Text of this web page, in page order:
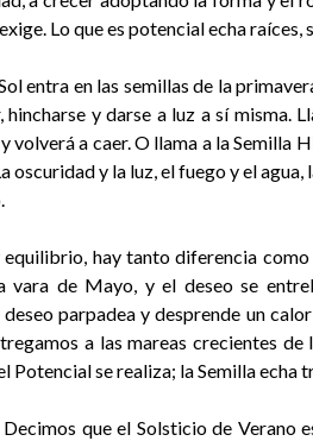
Lo que es potencial echa raíces,
entra en las semillas de la
hincharse y darse a luz a sí misma.
volverá a caer. O llama a la Semilla
oscuridad y la luz, el fuego y el
hay tanto diferencia
vara de Mayo, y el deseo se
parpadea y desprende un
a las mareas crecientes
Potencial se realiza; la Semilla echa
Decimos que el Solsticio de Verano